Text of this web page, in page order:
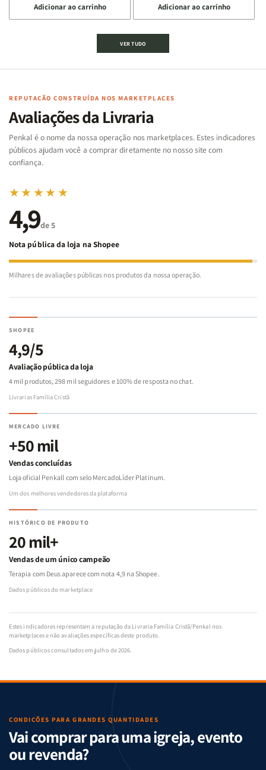
quantidade
de
Cartas
Famílias
Bíblia
-
Penkal
quantidade
de
Jogo
Cartas
Famílias
da
Bíblia
-
Penkal
Adicionar ao carrinho
quantidade
de
Jogo
|
de
quantidade
de
|
Adicionar ao carrinho
VER TUDO
REPUTAÇÃO CONSTRUÍDA NOS MARKETPLACES
Avaliações da Livraria
Penkal é o nome da nossa operação nos marketplaces. Estes indicadores
públicos ajudam você a comprar diretamente no nosso site com
confiança.
★★★★★
4,9de 5
Nota pública da loja na Shopee
Milhares de avaliações públicas nos produtos da nossa operação.
SHOPEE
4,9/5
Avaliação pública da loja
4 mil produtos, 298 mil seguidores e 100% de resposta no chat.
Livrarias Família Cristã
MERCADO LIVRE
+50 mil
Vendas concluídas
Loja oficial Penkall com selo MercadoLíder Platinum.
Um dos melhores vendedores da plataforma
HISTÓRICO DE PRODUTO
20 mil+
Vendas de um único campeão
Terapia com Deus aparece com nota 4,9 na Shopee.
Dados públicos do marketplace
Estes indicadores representam a reputação da Livraria Família Cristã/Penkal nos
marketplaces e não avaliações específicas deste produto.
Dados públicos consultados em julho de 2026.
CONDIÇÕES PARA GRANDES QUANTIDADES
Vai comprar para uma igreja, evento
ou revenda?